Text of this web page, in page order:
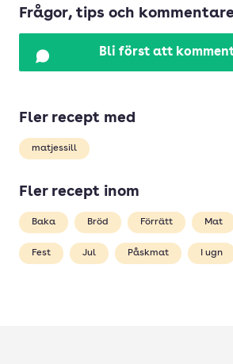
Frågor, tips och
Bli först att
Fler recept med
matjessill
Fler recept inom
Baka Bröd Förrätt Mat
Fest Jul Påskmat I ugn